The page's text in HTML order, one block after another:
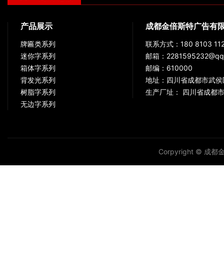
产品展示
牌匾类系列
迷你字系列
箱体字系列
背发光系列
树脂字系列
无边字系列
成都金倍斯特广告有
联系方式：180 8103
邮箱：
邮编：610000
地址：四川省成都市武
生产厂址： 四川省成都
Corpyright © 成都